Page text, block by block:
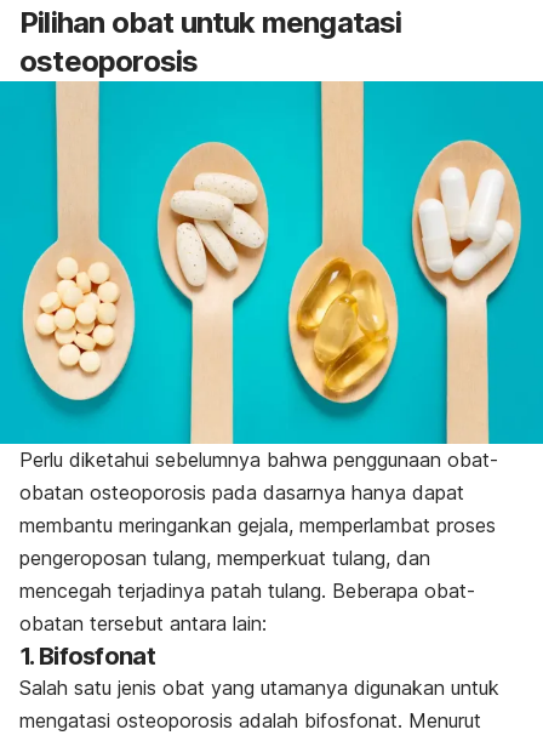
Pilihan obat untuk mengatasi
osteoporosis
Perlu diketahui sebelumnya bahwa penggunaan obat-
obatan osteoporosis pada dasarnya hanya dapat
membantu meringankan gejala, memperlambat proses
pengeroposan tulang, memperkuat tulang, dan
mencegah terjadinya patah tulang. Beberapa obat-
obatan tersebut antara lain:
1. Bifosfonat
Salah satu jenis obat yang utamanya digunakan untuk
mengatasi osteoporosis adalah bifosfonat. Menurut